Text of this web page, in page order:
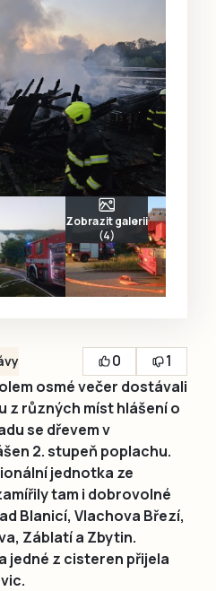
Zobrazit galerii
(4)
0
1
osmé večer dostávali
z různých míst hlášení o
se dřevem v
2. stupeň poplachu.
jednotka ze
tam i dobrovolné
Blanicí, Vlachova Březí,
Záblatí a Zbytin.
jedné z cisteren přijela